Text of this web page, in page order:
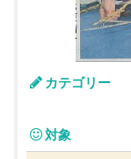
カテゴリー
対象